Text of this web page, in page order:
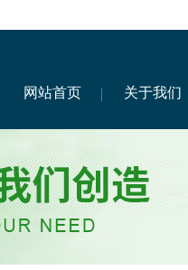
网站首页 关于我们